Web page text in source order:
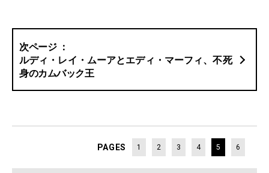
ルディ・レイ・ムーアとエディ・マーフィ、不死
身のカムバック王
PAGES 1 2 3 4 5 6